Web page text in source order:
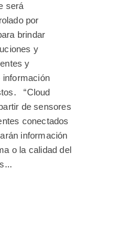
será
por
brindar
y
y
información
“Cloud
de sensores
conectados
información
o la calidad del